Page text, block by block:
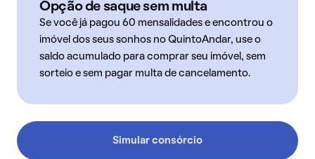
Opção de saque sem multa
Se você já pagou 60 mensalidades e encontrou o
imóvel dos seus sonhos no QuintoAndar, use o
saldo acumulado para comprar seu imóvel, sem
sorteio e sem pagar multa de cancelamento.
Simular consórcio